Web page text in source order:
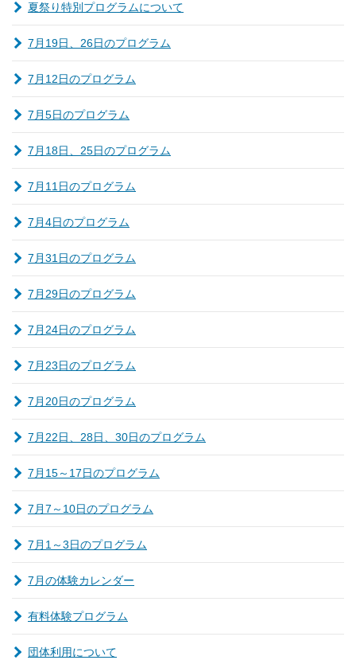
夏祭り特別プログラムについて
7月19日、26日のプログラム
7月12日のプログラム
7月5日のプログラム
7月18日、25日のプログラム
7月11日のプログラム
7月4日のプログラム
7月31日のプログラム
7月29日のプログラム
7月24日のプログラム
7月23日のプログラム
7月20日のプログラム
7月22日、28日、30日のプログラム
7月15～17日のプログラム
7月7～10日のプログラム
7月1～3日のプログラム
7月の体験カレンダー
有料体験プログラム
団体利用について